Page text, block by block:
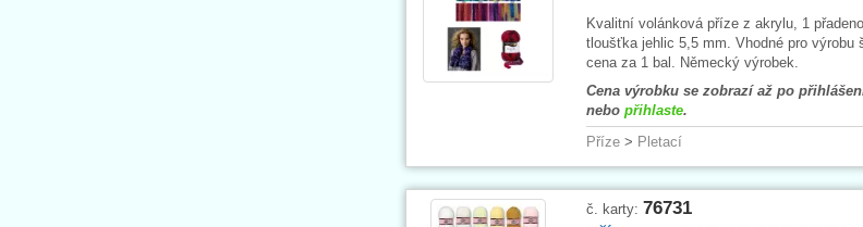
Kvalitní volánková příze z akrylu, 1
tloušťka jehlic 5,5 mm. Vhodné pro výrobu
cena za 1 bal. Německý výrobek.
Cena výrobku se zobrazí až po
nebo přihlaste.
Příze> Pletací
č. karty: 76731